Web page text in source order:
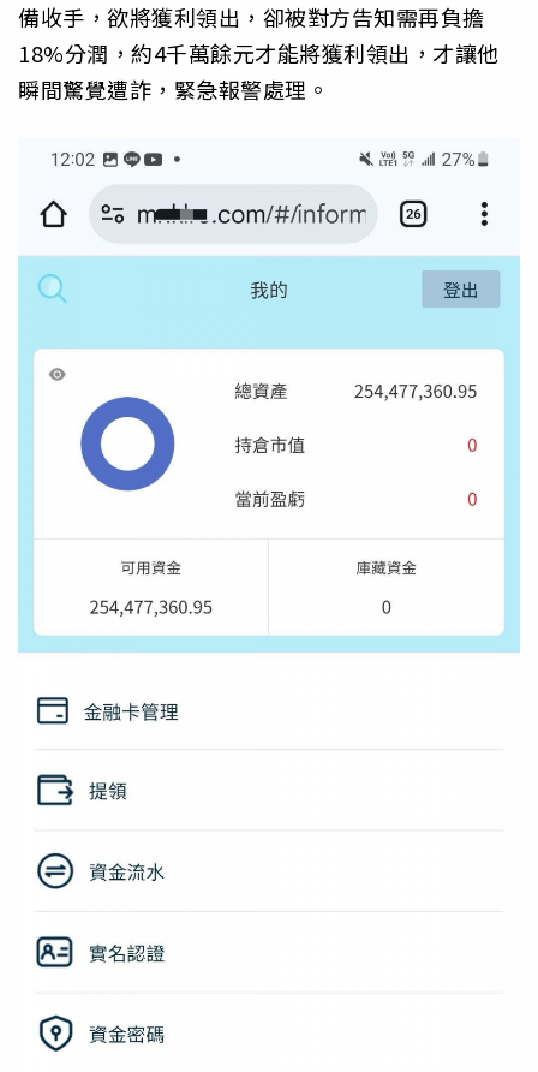
備收手，欲將獲利領出，卻被對方告知需再負擔
18%分潤，約4千萬餘元才能將獲利領出，才讓他
瞬間驚覺遭詐，緊急報警處理。